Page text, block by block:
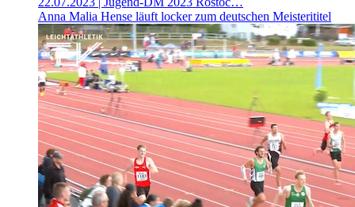
Anna Malia Hense läuft locker zum deutschen Meisterititel